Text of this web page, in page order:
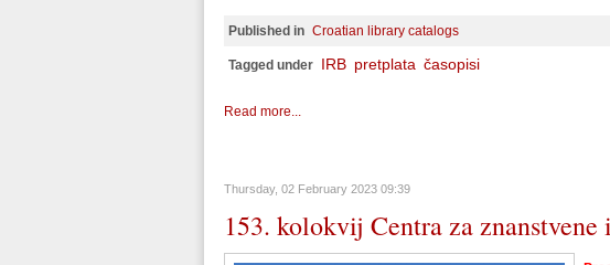
Published in Croatian library catalogs
Tagged under IRB pretplata časopisi
Read more...
Thursday, 02 February 2023 09:39
153. kolokvij Centra za